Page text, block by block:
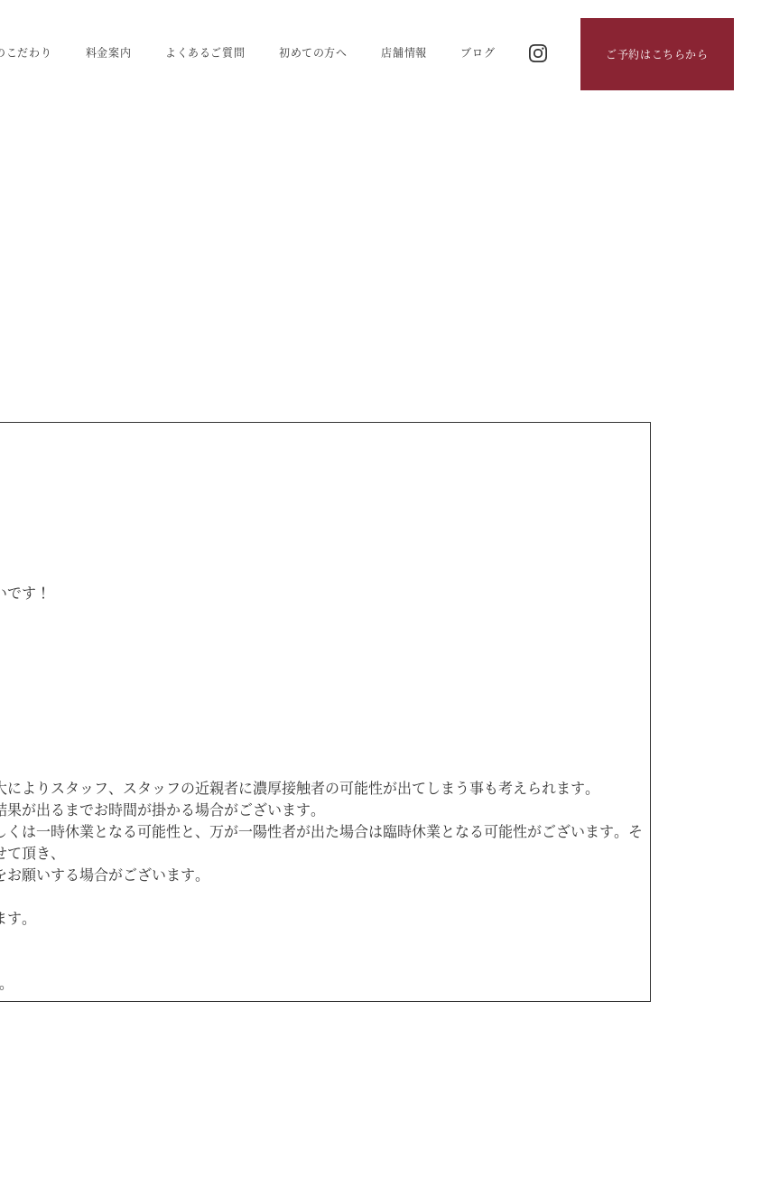
こだわり 料金案内 よくあるご質問 初めての方へ 店舗情報 ブログ ご予約はこちらから
す！
よりスタッフ、スタッフの近親者に濃厚接触者の可能性が出てしまう事も考えられます。
が出るまでお時間が掛かる場合がございます。
は一時休業となる可能性と、万が一陽性者が出た場合は臨時休業となる可能性がございます。そ
頂き、
願いする場合がございます。
。